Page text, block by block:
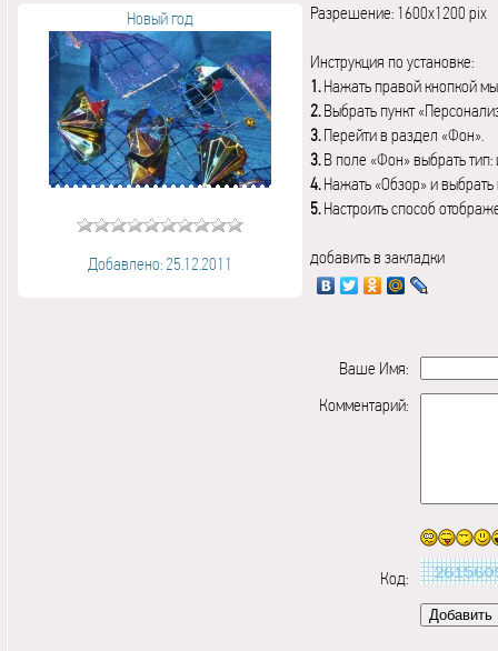
Новый год
Добавлено: 25.12.2011
Разрешение: 1600x1200 pix
Инструкция по установке:
1.Нажать правой кнопкой
2.Выбрать пункт
3.Перейти в раздел «Фон».
3.В поле «Фон» выбрать
4.Нажать «Обзор» и выбрать
5.Настроить способ
добавить в закладки
Ваше Имя:
Комментарий:
Код: